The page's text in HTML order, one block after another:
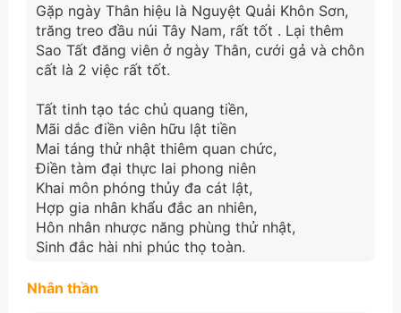
Gặp ngày Thân hiệu là Nguyệt Quải Khôn Sơn,
trăng treo đầu núi Tây Nam, rất tốt . Lại thêm
Sao Tất đăng viên ở ngày Thân, cưới gả và chôn
cất là 2 việc rất tốt.
Tất tinh tạo tác chủ quang tiền,
Mãi dắc điền viên hữu lật tiền
Mai táng thử nhật thiêm quan chức,
Điền tàm đại thực lai phong niên
Khai môn phóng thủy đa cát lật,
Hợp gia nhân khẩu đắc an nhiên,
Hôn nhân nhược năng phùng thử nhật,
Sinh đắc hài nhi phúc thọ toàn.
Nhân thần